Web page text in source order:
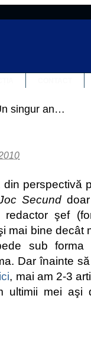
singur an…
perspectivă
Secunddoar
şef
mai bine decât
sub forma
Dar înainte
, mai am 2-3
ultimii mei